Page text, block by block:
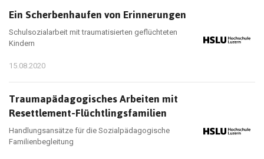
Ein Scherbenhaufen von Erinnerungen
Schulsozialarbeit mit traumatisierten geflüchteten
Kindern
15.08.2020
Traumapädagogisches Arbeiten mit
Resettlement-Flüchtlingsfamilien
Handlungsansätze für die Sozialpädagogische
Familienbegleitung